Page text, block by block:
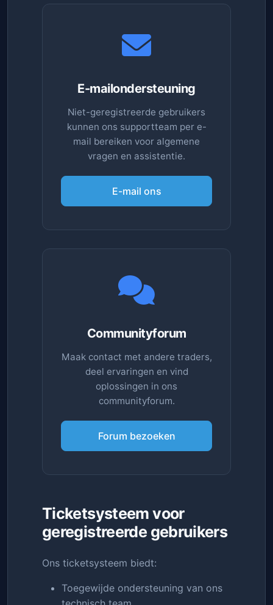
E-mailondersteuning
Niet-geregistreerde gebruikers
kunnen ons supportteam per e-
mail bereiken voor algemene
vragen en assistentie.
E-mail ons
Communityforum
Maak contact met andere traders,
deel ervaringen en vind
oplossingen in ons
communityforum.
Forum bezoeken
Ticketsysteem voor
geregistreerde gebruikers
Ons ticketsysteem biedt:
Toegewijde ondersteuning van ons